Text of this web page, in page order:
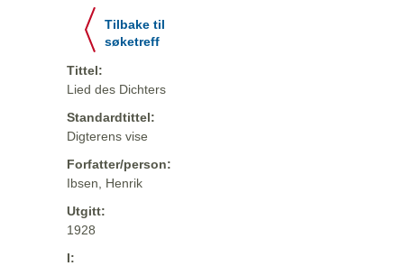
Tilbake til
søketreff
Tittel:
Lied des Dichters
Standardtittel:
Digterens vise
Forfatter/person:
Ibsen, Henrik
Utgitt:
1928
I: